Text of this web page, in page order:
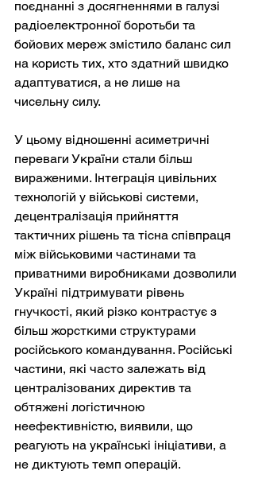
поєднанні з досягненнями в галузі
радіоелектронної боротьби та
бойових мереж змістило баланс сил
на користь тих, хто здатний швидко
адаптуватися, а не лише на
чисельну силу.
У цьому відношенні асиметричні
переваги України стали більш
вираженими. Інтеграція цивільних
технологій у військові системи,
децентралізація прийняття
тактичних рішень та тісна співпраця
між військовими частинами та
приватними виробниками дозволили
Україні підтримувати рівень
гнучкості, який різко контрастує з
більш жорсткими структурами
російського командування. Російські
частини, які часто залежать від
централізованих директив та
обтяжені логістичною
неефективністю, виявили, що
реагують на українські ініціативи, а
не диктують темп операцій.